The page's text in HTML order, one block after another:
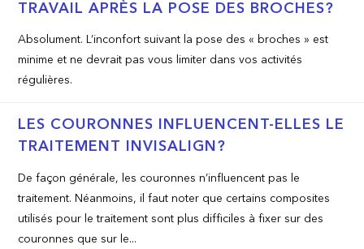
TRAVAIL APRÈS LA POSE DES BROCHES?
Absolument. L’inconfort suivant la pose des « broches » est
minime et ne devrait pas vous limiter dans vos activités
régulières.
LES COURONNES INFLUENCENT-ELLES LE
TRAITEMENT INVISALIGN?
De façon générale, les couronnes n’influencent pas le
traitement. Néanmoins, il faut noter que certains composites
utilisés pour le traitement sont plus difficiles à fixer sur des
couronnes que sur le...